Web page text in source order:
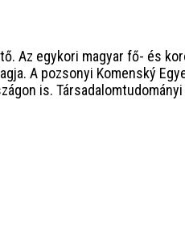
Az egykori magyar fő- és
A pozsonyi Komenský
is.